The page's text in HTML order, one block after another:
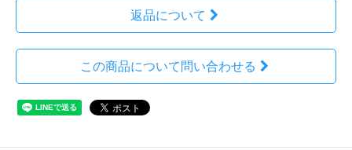
返品について
この商品について問い合わせる